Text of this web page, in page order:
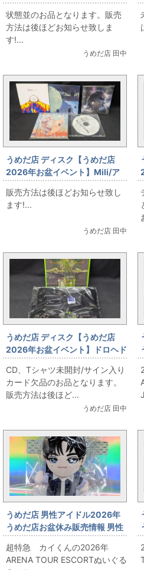
experiments lain BOOTLEG
状態並のお品となります。販売
方法は後ほどお知らせ致しま
す!...
うめだ店 田中
うめだ店 ディスク【うめだ店
2026年お盆イベント】Mili/ア
ルバム他CDお出しします!
販売方法は後ほどお知らせ致し
ます!...
うめだ店 田中
うめだ店 ディスク【うめだ店
2026年お盆イベント】ドロヘド
ロ Original soundtrack MHz限
定特装盤
CD、Tシャツ未開封/サイン入り
カード欠品のお品となります。
販売方法は後ほど...
うめだ店 田中
うめだ店 男性アイドル2026年
うめだ店お盆休み販売情報 男性
アイドルコーナー 「超特急 カイ
くんぬいぐるみ」 出します！
超特急 カイくんの2026年
ARENA TOUR ESCORTぬいぐる